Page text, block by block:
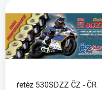
p
o
d
ý
p
i
s
p
řetěz 530SDZZ ČZ - ČR